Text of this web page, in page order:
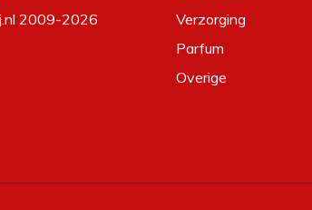
2009-2026
Verzorging
Parfum
Overige